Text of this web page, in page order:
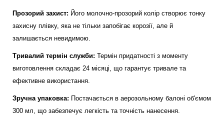
Прозорий захист: Його молочно-прозорий колір створює тонку
захисну плівку, яка не тільки запобігає корозії, але й
залишається невидимою.
Тривалий термін служби: Термін придатності з моменту
виготовлення складає 24 місяці, що гарантує тривале та
ефективне використання.
Зручна упаковка: Постачається в аерозольному балоні об'ємом
300 мл, що забезпечує легкість та точність нанесення.